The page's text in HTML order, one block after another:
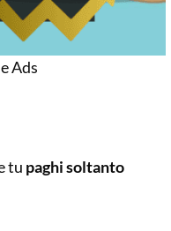
Ads
tu paghi soltanto